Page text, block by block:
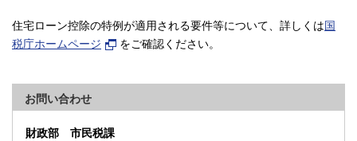
住宅ローン控除の特例が適用される要件等について、詳しくは国
税庁ホームページ
をご確認ください。
お問い合わせ
財政部 市民税課